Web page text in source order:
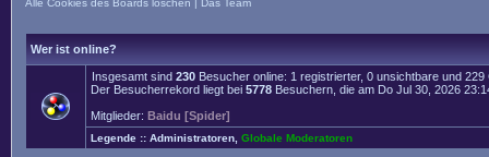
Alle Cookies des Boards löschen | Das Team
Wer ist online?
Insgesamt sind 230 Besucher online: 1 registrierter, 0 unsichtbare und
Der Besucherrekord liegt bei 5778 Besuchern, die am Do Jul 30, 2026
Mitglieder: Baidu [Spider]
Legende :: Administratoren Globale Moderatoren